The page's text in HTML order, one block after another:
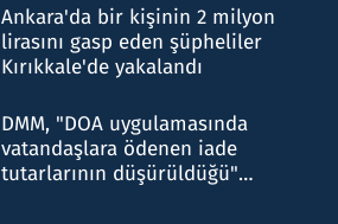
Ankara'da bir kişinin 2 milyon
lirasını gasp eden şüpheliler
Kırıkkale'de yakalandı
DMM, "DOA uygulamasında
vatandaşlara ödenen iade
tutarlarının düşürüldüğü"